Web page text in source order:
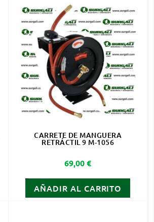
CARRETE DE MANGUERA
RETRÁCTIL 9 M-1056
Precio
69,00 €
AÑADIR AL CARRITO